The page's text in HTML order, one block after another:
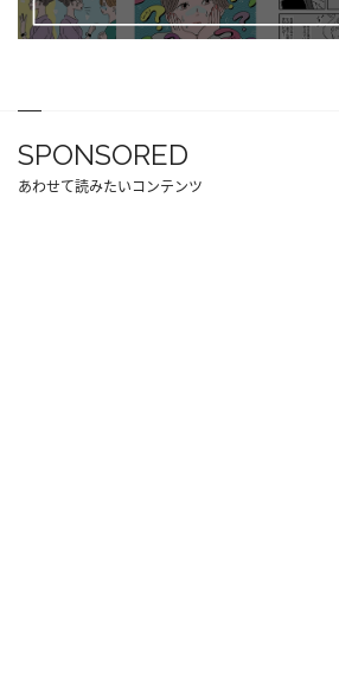
SPONSORED
あわせて読みたいコンテンツ